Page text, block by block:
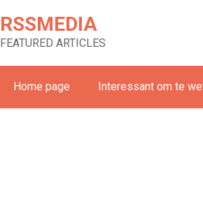
RSSMEDIA
FEATURED ARTICLES
Home page Interessant om te